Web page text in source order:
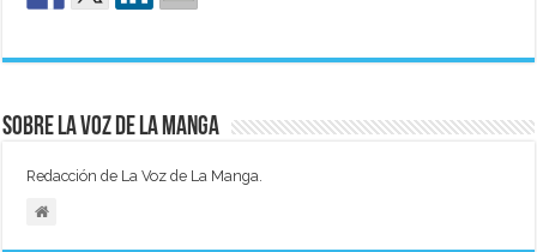
Sobre La Voz de La Manga
Redacción de La Voz de La Manga.